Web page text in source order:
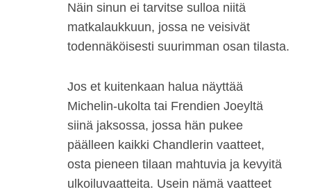
Näin sinun ei tarvitse sulloa niitä
matkalaukkuun, jossa ne veisivät
todennäköisesti suurimman osan tilasta.
Jos et kuitenkaan halua näyttää
Michelin-ukolta tai Frendien Joeyltä
siinä jaksossa, jossa hän pukee
päälleen kaikki Chandlerin vaatteet,
osta pieneen tilaan mahtuvia ja kevyitä
ulkoiluvaatteita. Usein nämä vaatteet